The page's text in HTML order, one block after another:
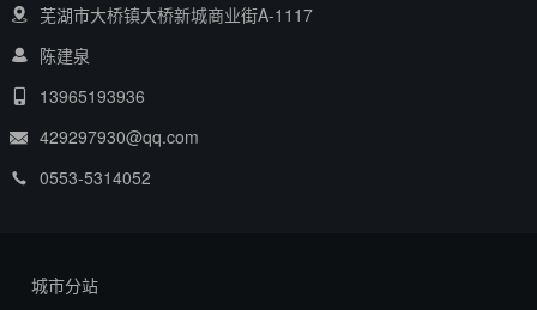
芜湖市大桥镇大桥新城商业街A-1117
陈建泉
13965193936
429297930@qq.com
0553-5314052
城市分站